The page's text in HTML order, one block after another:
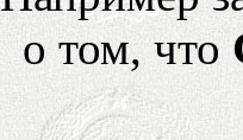
о том, что